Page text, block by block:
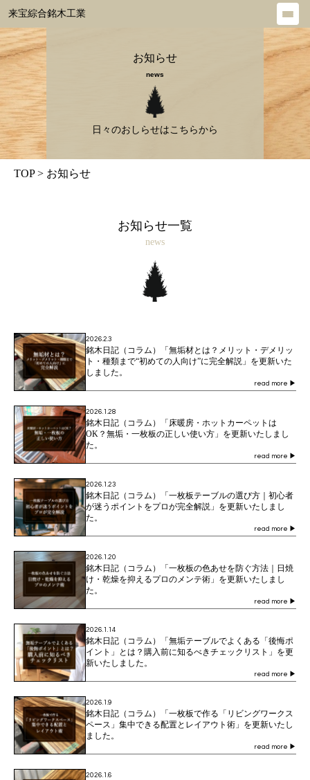
来宝綜合銘木工業
メ
ニ
を
く
お知らせ
news
日々のおしらせは こちらから
TOP> お知らせ
お知らせ一覧
news
2026.2.3
銘木日記（コラム）「無垢材とは？メリット・デメリッ
ト・種類まで“初めての人向け”に完全解説」を更新いた
しました。
read more ▶
2026.1.28
銘木日記（コラム）「床暖房・ホットカーペットは
OK？無垢・一枚板の正しい使い方」を更新いたしまし
た。
read more ▶
2026.1.23
銘木日記（コラム）「一枚板テーブルの選び方｜初心者
が迷うポイントをプロが完全解説」を更新いたしまし
た。
read more ▶
2026.1.20
銘木日記（コラム）「一枚板の色あせを防ぐ方法｜日焼
け・乾燥を抑えるプロのメンテ術」を更新いたしまし
た。
read more ▶
2026.1.14
銘木日記（コラム）「無垢テーブルでよくある「後悔ポ
イント」とは？購入前に知るべきチェックリスト」を更
新いたしました。
read more ▶
2026.1.9
銘木日記（コラム）「一枚板で作る「リビングワークス
ペース」集中できる配置とレイアウト術」を更新いたし
ました。
read more ▶
2026.1.6